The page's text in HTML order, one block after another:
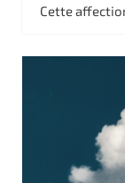
Cette